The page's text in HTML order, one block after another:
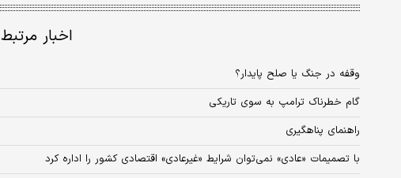
اخبار مرتبط
وقفه در جنگ یا صلح پایدار؟
گام خطرناک ترامپ به‌ سوی تاریکی
راهنمای پناهگیری
با تصمیمات «عادی» نمی‌توان شرایط «غیرعادی» اقتصادی کشور را اداره کرد